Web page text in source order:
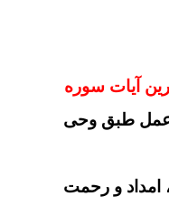
آیات سوره
طبق وحی
امداد و رحمت